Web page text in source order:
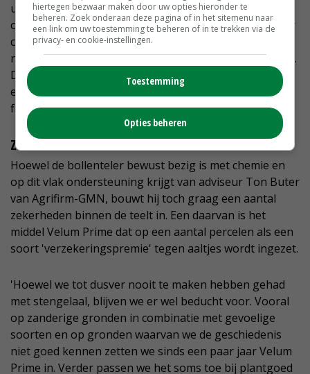
uitermate lastig is om zonder chemie voldoende
opbrengst en kwaliteit te realiseren. 'Ik wil best zonder
chemie telen, maar dan moet daar ook voldoende
rendement en consumenteninteresse tegenover staan.
Dat is nu beide niet het geval. Kortom, we hebben nog
een lange weg te gaan, wil deze tak zowel letterlijk als
figuurlijk tot bloei kunnen komen.'
Zekerheid met Velum Prime
Hoewel de bollenteler bewust bezig is met chemie en
op dit vlak ondersteuning krijgt van adviseur Ton Buter
van Agrifirm-GMN, bouwt hij toch graag een aantal
zekerheden binnen de teelt in. Een daarvan is het
middel Velum Prime dat op een aantal percelen als een
soort 'verzekeringspremie' tegen aaltjes wordt ingezet.
'Hoewel we tot dusver nooit te maken hebben gehad
met stengelaal, blijven we er wel beducht voor. Vooral
op zanderige gronden in combinatie met gevoelige
soorten en op gronden waarvan we de geschiedenis
niet goed kennen zetten we sinds een paar jaar Velum
Prime in. Verder passen we het soms toe bij plantgoed
hiertegen bezwaar maken door uw opties hieronder te
beheren. Zoek onderaan deze pagina of in het sitemenu naar
een link om uw toestemming te beheren of in te trekken via de
privacy- en cookie-instellingen.
Toestemming
Opties beheren